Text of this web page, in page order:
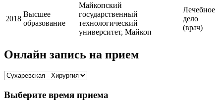
2018
Высшее
образование
Майкопский
государственный
технологический
университет, Майкоп
Лечебное
дело
(врач)
Онлайн запись на прием
Выберите время приема